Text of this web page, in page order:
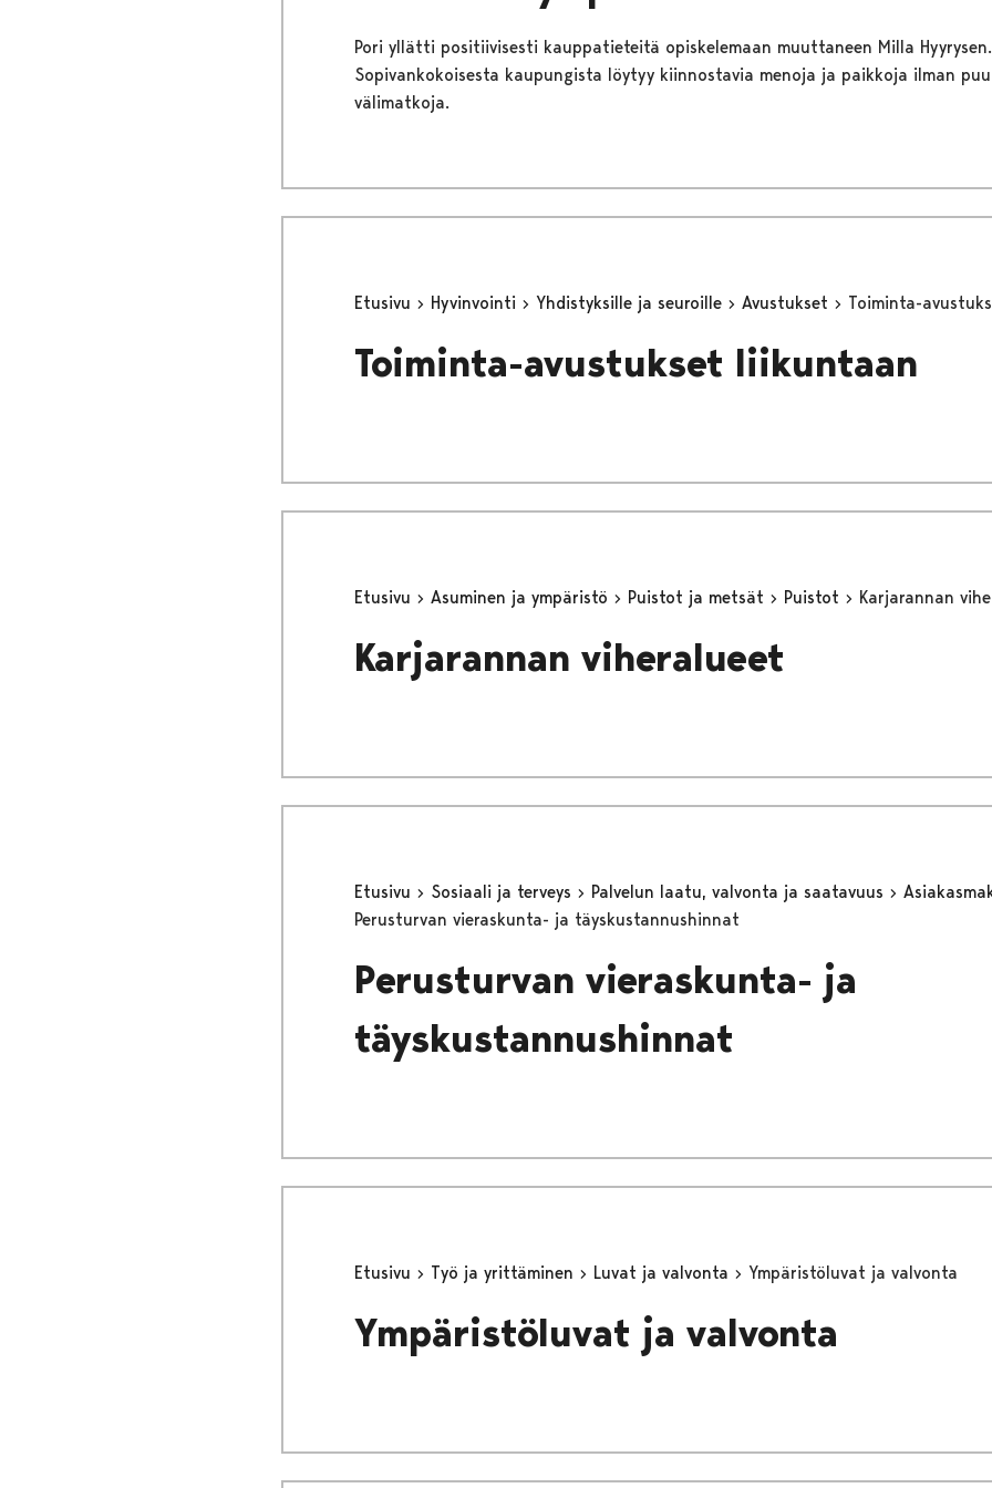
Pori yllätti positiivisesti kauppatieteitä opiskelemaan muuttaneen Milla Hyyrysen.
Sopivankokoisesta kaupungista löytyy kiinnostavia menoja ja paikkoja ilman
välimatkoja.
Etusivu Hyvinvointi Yhdistyksille ja seuroille Avustukset Toiminta-
Toiminta-avustukset liikuntaan
Etusivu Asuminen ja ympäristö Puistot ja metsät Puistot Karjarannan
Karjarannan viheralueet
Etusivu Sosiaali ja terveys Palvelun laatu, valvonta ja saatavuus
Perusturvan vieraskunta- ja täyskustannushinnat
Perusturvan vieraskunta- ja
täyskustannushinnat
Etusivu Työ ja yrittäminen Luvat ja valvonta Ympäristöluvat ja valvonta
Ympäristöluvat ja valvonta